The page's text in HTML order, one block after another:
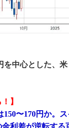
を中心とした、
】
150〜170円か。